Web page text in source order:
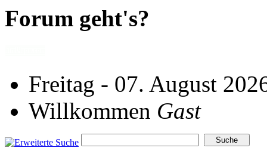
Forum geht's?
Freitag - 07. August
Willkommen Gast